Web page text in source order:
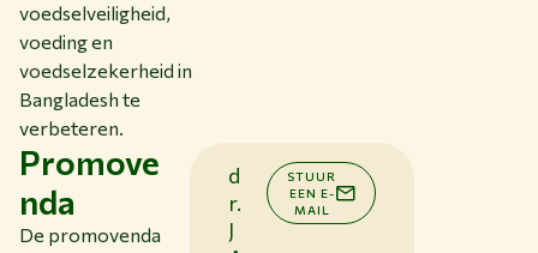
voedselveiligheid,
voeding en
voedselzekerheid in
Bangladesh te
verbeteren.
Promove
nda
De promovenda
d
r.
J
STUUR
EEN E-
MAIL